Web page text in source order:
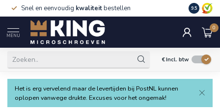
Snel en eenvoudig kwaliteitbestellen 9.5
MENU
0
€Incl. btw
Het is erg vervelend maar de levertijden bij PostNL kunnen
oplopen vanwege drukte. Excuses voor het ongemak!